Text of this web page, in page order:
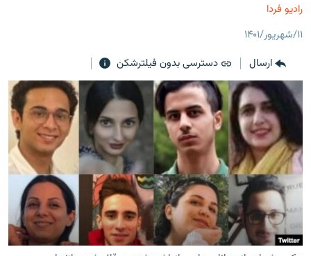
صفحه
جستجو
گزارش‌های ویدئویی
English
به ما بپیوندید
زبان‌های دیگر
رادیو فردا
۱۱/شهریور/۱۴۰۱
ارسال
دسترسی بدون فیلترشکن